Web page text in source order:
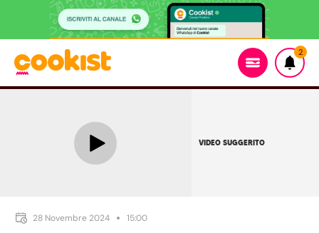
2
VIDEO SUGGERITO
28 Novembre 2024 15:00